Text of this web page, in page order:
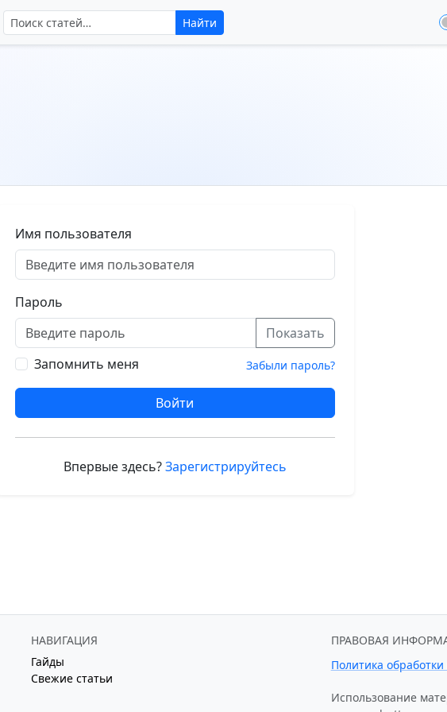
Поиск по сайту Найти
Имя пользователя
Пароль
Показать
Запомнить меня
Забыли пароль?
Войти
Впервые здесь?Зарегистрируйтесь
НАВИГАЦИЯ
Гайды
Свежие статьи
ПРАВОВАЯ
Политика
Использование